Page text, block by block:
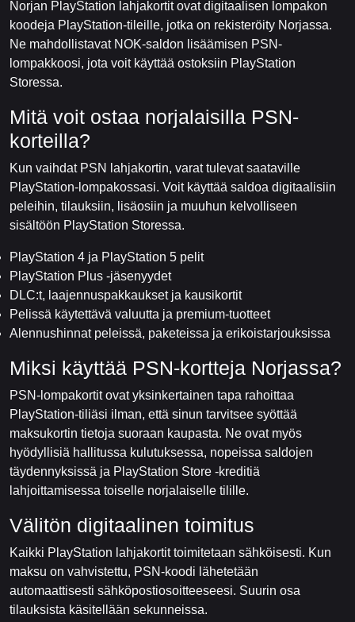
Norjan PlayStation lahjakortit ovat digitaalisen lompakon
koodeja PlayStation-tileille, jotka on rekisteröity Norjassa.
Ne mahdollistavat NOK-saldon lisäämisen PSN-
lompakkoosi, jota voit käyttää ostoksiin PlayStation
Storessa.
Mitä voit ostaa norjalaisilla PSN-
korteilla?
Kun vaihdat PSN lahjakortin, varat tulevat saataville
PlayStation-lompakossasi. Voit käyttää saldoa digitaalisiin
peleihin, tilauksiin, lisäosiin ja muuhun kelvolliseen
sisältöön PlayStation Storessa.
PlayStation 4 ja PlayStation 5 pelit
PlayStation Plus -jäsenyydet
DLC:t, laajennuspakkaukset ja kausikortit
Pelissä käytettävä valuutta ja premium-tuotteet
Alennushinnat peleissä, paketeissa ja erikoistarjouksissa
Miksi käyttää PSN-kortteja Norjassa?
PSN-lompakortit ovat yksinkertainen tapa rahoittaa
PlayStation-tiliäsi ilman, että sinun tarvitsee syöttää
maksukortin tietoja suoraan kaupasta. Ne ovat myös
hyödyllisiä hallitussa kulutuksessa, nopeissa saldojen
täydennyksissä ja PlayStation Store -kreditiä
lahjoittamisessa toiselle norjalaiselle tilille.
Välitön digitaalinen toimitus
Kaikki PlayStation lahjakortit toimitetaan sähköisesti. Kun
maksu on vahvistettu, PSN-koodi lähetetään
automaattisesti sähköpostiosoitteeseesi. Suurin osa
tilauksista käsitellään sekunneissa.